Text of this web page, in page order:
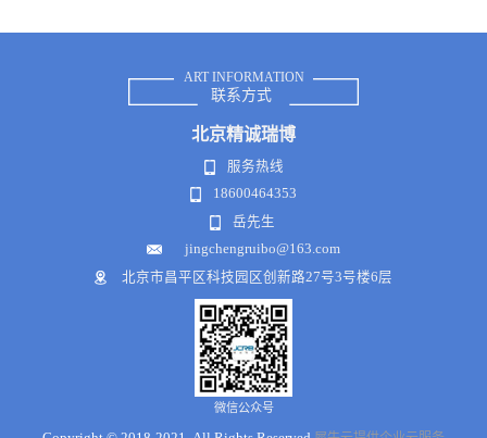
ART INFORMATION
联系方式
北京精诚瑞博
服务热线
18600464353
岳先生
jingchengruibo@163.com
北京市昌平区科技园区创新路27号3号楼6层
微信公众号
欢迎来到本网站，请问有什么可以帮您？